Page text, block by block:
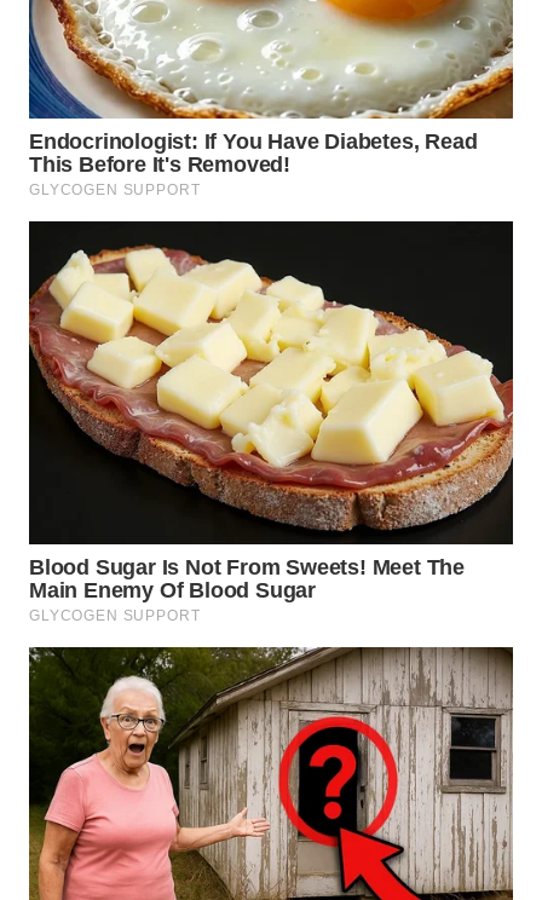
WN
SIMALUNGUN
WN
LABUHANBATU
TAPANULI
TENGAH
WN DELI
SERDANG
WN
WN
PAKPAK
WN
KARAWANG
BEKASI
WN
BOGOR